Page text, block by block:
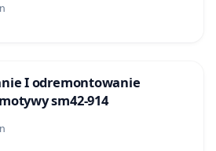
I odremontowanie
sm42-914